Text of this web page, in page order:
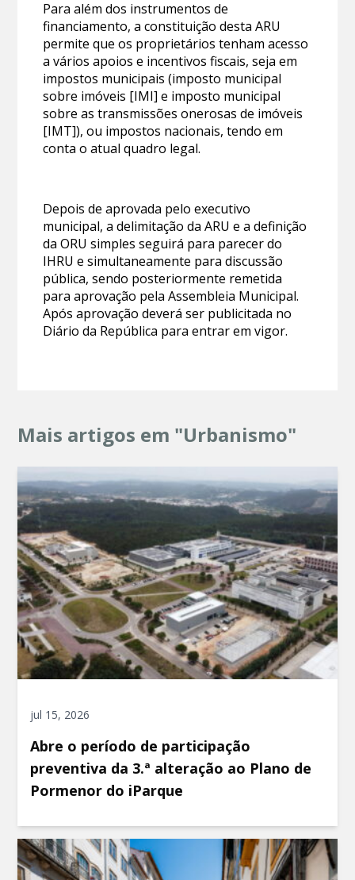
Para além dos instrumentos de
financiamento, a constituição desta ARU
permite que os proprietários tenham acesso
a vários apoios e incentivos fiscais, seja em
impostos municipais (imposto municipal
sobre imóveis [IMI] e imposto municipal
sobre as transmissões onerosas de imóveis
[IMT]), ou impostos nacionais, tendo em
conta o atual quadro legal.
Depois de aprovada pelo executivo
municipal, a delimitação da ARU e a definição
da ORU simples seguirá para parecer do
IHRU e simultaneamente para discussão
pública, sendo posteriormente remetida
para aprovação pela Assembleia Municipal.
Após aprovação deverá ser publicitada no
Diário da República para entrar em vigor.
Mais artigos em "Urbanismo"
jul 15, 2026
Abre o período de participação
preventiva da 3.ª alteração ao Plano de
Pormenor do iParque